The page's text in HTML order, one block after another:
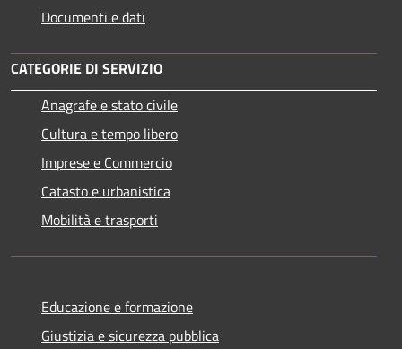
Documenti e dati
CATEGORIE DI SERVIZIO
Anagrafe e stato civile
Cultura e tempo libero
Imprese e Commercio
Catasto e urbanistica
Mobilità e trasporti
Educazione e formazione
Giustizia e sicurezza pubblica